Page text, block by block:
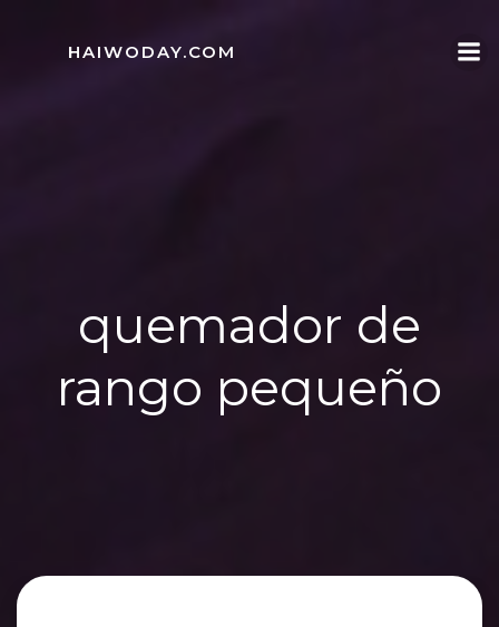
HAIWODAY.COM
quemador de
rango pequeño